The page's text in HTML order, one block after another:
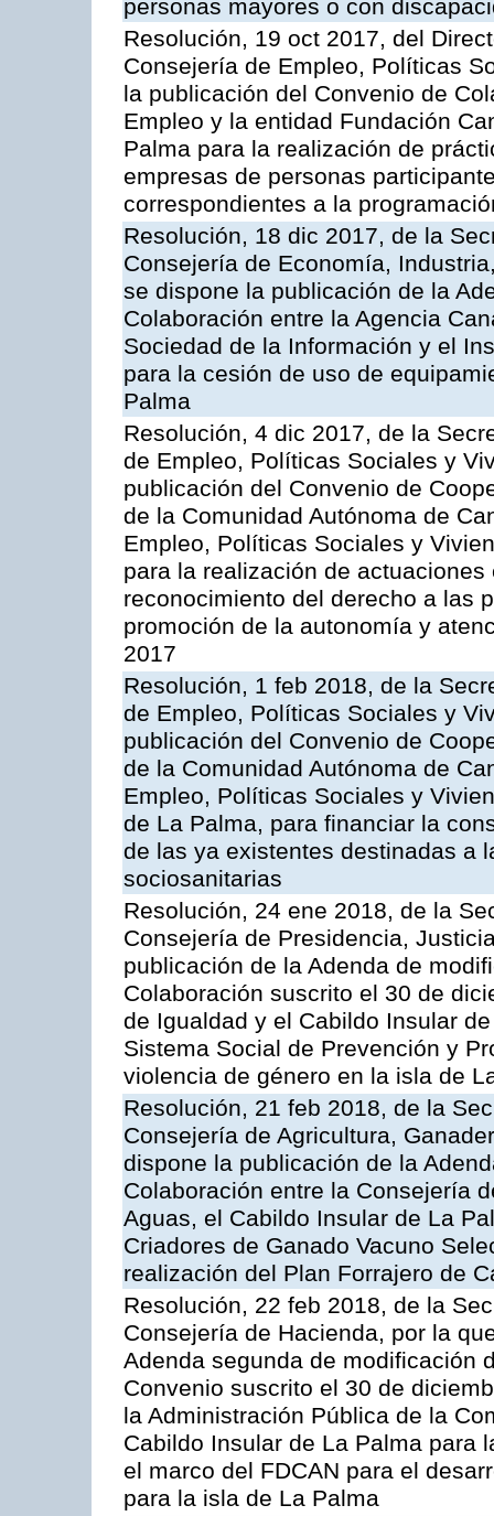
personas mayores o con
Resolución, 19 oct 2017, del
Consejería de Empleo, Políticas
la publicación del Convenio de
Empleo y la entidad Fundación
Palma para la realización de
empresas de personas
correspondientes a la
Resolución, 18 dic 2017, de la
Consejería de Economía,
se dispone la publicación de la
Colaboración entre la Agencia
Sociedad de la Información y el
para la cesión de uso de
Palma
Resolución, 4 dic 2017, de la
de Empleo, Políticas Sociales y
publicación del Convenio de
de la Comunidad Autónoma de
Empleo, Políticas Sociales y
para la realización de
reconocimiento del derecho a las
promoción de la autonomía y
2017
Resolución, 1 feb 2018, de la
de Empleo, Políticas Sociales y
publicación del Convenio de
de la Comunidad Autónoma de
Empleo, Políticas Sociales y
de La Palma, para financiar la
de las ya existentes destinadas a
sociosanitarias
Resolución, 24 ene 2018, de la
Consejería de Presidencia,
publicación de la Adenda de
Colaboración suscrito el 30 de
de Igualdad y el Cabildo Insular
Sistema Social de Prevención y
violencia de género en la isla de
Resolución, 21 feb 2018, de la
Consejería de Agricultura,
dispone la publicación de la
Colaboración entre la Consejería
Aguas, el Cabildo Insular de La
Criadores de Ganado Vacuno
realización del Plan Forrajero de
Resolución, 22 feb 2018, de la
Consejería de Hacienda, por la
Adenda segunda de modificación
Convenio suscrito el 30 de
la Administración Pública de la
Cabildo Insular de La Palma para
el marco del FDCAN para el
para la isla de La Palma